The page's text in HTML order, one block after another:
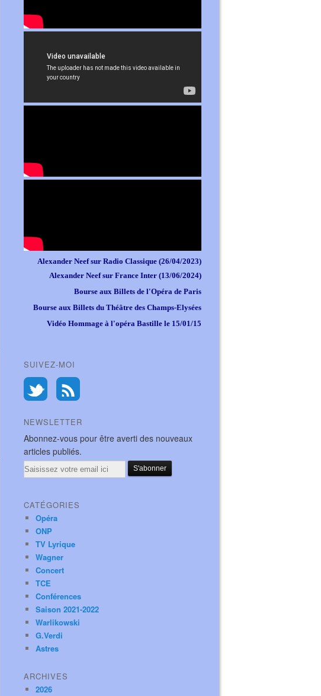
Alexander Neef sur Radio Classique (26/04/2023)
Alexander Neef sur France Inter (13/06/2024)
Bourse aux Billets de l'Opéra de Paris
Bourse aux Billets du Théâtre des Champs-Elysées
Vidéo Hommage à l'opéra Bastille le 15/01/15
SUIVEZ-MOI
NEWSLETTER
Abonnez-vous pour être averti des nouveaux
articles publiés.
Email
CATÉGORIES
Opéra
ONP
TV Lyrique
Wagner
Concert
TCE
Conférences
Saison 2021-2022
Warlikowski
G.Verdi
Astres
ARCHIVES
2026